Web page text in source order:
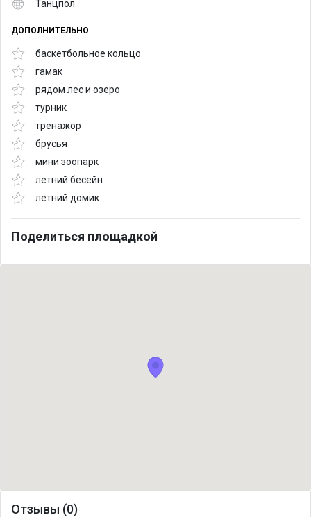
Танцпол
ДОПОЛНИТЕЛЬНО
баскетбольное кольцо
гамак
рядом лес и озеро
турник
тренажор
брусья
мини зоопарк
летний бесейн
летний домик
Поделиться площадкой
Отзывы (0)